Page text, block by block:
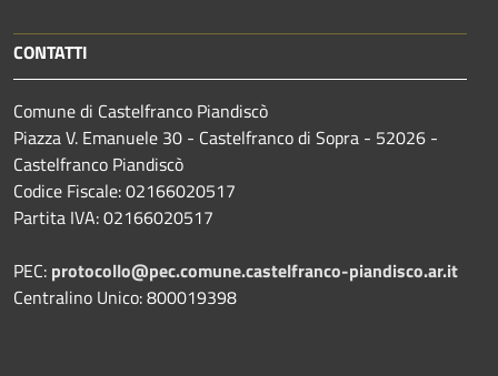
CONTATTI
Comune di Castelfranco Piandiscò
Piazza V. Emanuele 30 - Castelfranco di Sopra - 52026 -
Castelfranco Piandiscò
Codice Fiscale: 02166020517
Partita IVA: 02166020517
PEC: protocollo@pec.comune.castelfranco-piandisco.ar.it
Centralino Unico: 800019398